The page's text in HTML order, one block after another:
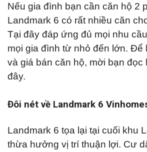
Nếu gia đình bạn cần căn hộ 2
Landmark 6 có rất nhiều căn
Tại đây đáp ứng đủ mọi nhu
mọi gia đình từ nhỏ đến lớn. Để
và giá bán căn hộ, mời bạn đọc
đây.
Đôi nét về Landmark 6
Landmark 6 tọa lại tại cuối khu
thừa hưởng vị trí thuận lợi. Cư